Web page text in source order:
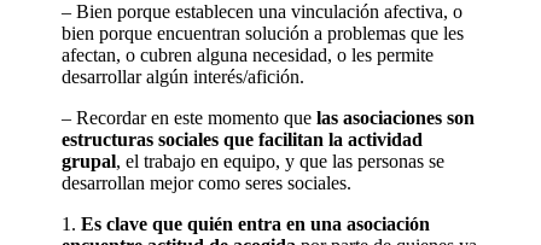
– Bien porque establecen una vinculación afectiva, o
bien porque encuentran solución a problemas que les
afectan, o cubren alguna necesidad, o les permite
desarrollar algún interés/afición.
– Recordar en este momento quelas asociaciones son
estructuras sociales que facilitan la actividad
grupal, el trabajo en equipo, y que las personas se
desarrollan mejor como seres sociales.
1.Es clave que quién entra en una asociación